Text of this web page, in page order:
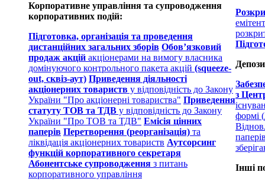
Корпоративне управління та супроводження
корпоративних подій:
Підготовка, організація та проведення
дистанційних загальних зборів Обов’язковий
продаж акцій акціонерами на вимогу власника
домінуючого контрольного пакета акцій (squeeze-
out, сквіз-аут) Приведення діяльності
акціонерних товариств у відповідність до Закону
України "Про акціонерні товариства" Приведення
статуту ТОВ та ТДВ у відповідність до Закону
України "Про ТОВ та ТДВ" Емісія цінних
паперів Перетворення (реорганізація) та
ліквідація акціонерних товариств Аутсорсинг
функцій корпоративного секретаря
Абонентське супроводження з питань
корпоративного управління
з
формі
Інші